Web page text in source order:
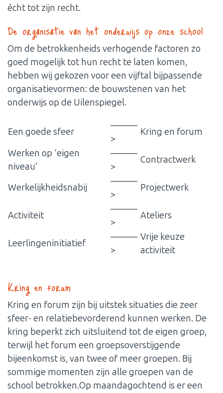
écht tot zijn recht.
De organisatie van het onderwijs op onze school
Om de betrokkenheids verhogende factoren zo
goed mogelijk tot hun recht te laten komen,
hebben wij gekozen voor een vijftal bijpassende
organisatievormen: de bouwstenen van het
onderwijs op de Uilenspiegel.
Een goede sfeer
———
>
Kring en forum
Werken op ‘eigen
niveau’
———
>
Contractwerk
Werkelijkheidsnabij
———
>
Projectwerk
Activiteit
———
>
Ateliers
Leerlingeninitiatief
———
>
Vrije keuze
activiteit
Kring en forum
Kring en forum zijn bij uitstek situaties die zeer
sfeer- en relatiebevorderend kunnen werken. De
kring beperkt zich uitsluitend tot de eigen groep,
terwijl het forum een groepsoverstijgende
bijeenkomst is, van twee of meer groepen. Bij
sommige momenten zijn alle groepen van de
school betrokken.Op maandagochtend is er een